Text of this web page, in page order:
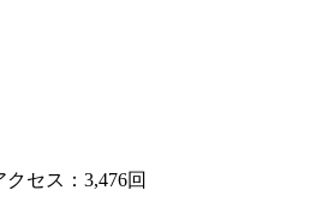
セス：3,476回